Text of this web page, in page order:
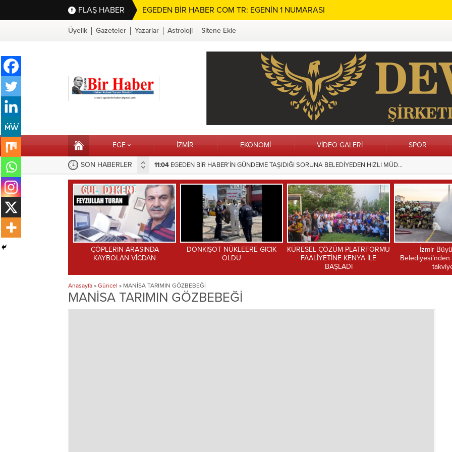
FLAŞ HABER EGEDEN BİR HABER COM TR: EGENİN 1 NUMARASI
Üyelik Gazeteler Yazarlar Astroloji Sitene Ekle
EGE İZMİR EKONOMİ VİDEO GALERİ SPOR
SON HABERLER
TAŞIDIĞI SORUNA BELEDİYEDEN HIZLI MÜDAHALE 16:10 Selahattin Sapmaz’ın Adı Menteşe’de Sonsuza Dek Yaşayacak
ARASINDA
DONKİŞOT NÜKLEERE GICIK
OLDU
KÜRESEL ÇÖZÜM PLATRFORMU
FAALİYETİNE KENYA İLE
İzmir Büyükşehir
Belediyesi’nden itfaiyeye güç
takviyesi
Gazetecilerin
bubbleball
Anasayfa » Güncel » MANİSA TARIMIN GÖZBEBEĞİ
MANİSA TARIMIN GÖZBEBEĞİ